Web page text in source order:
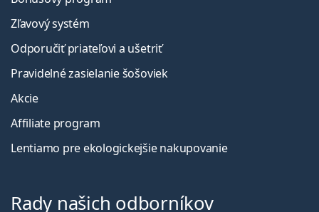
Zľavový systém
Odporučiť priateľovi a ušetriť
Pravidelné zasielanie šošoviek
Akcie
Affiliate program
Lentiamo pre ekologickejšie nakupovanie
Rady našich odborníkov